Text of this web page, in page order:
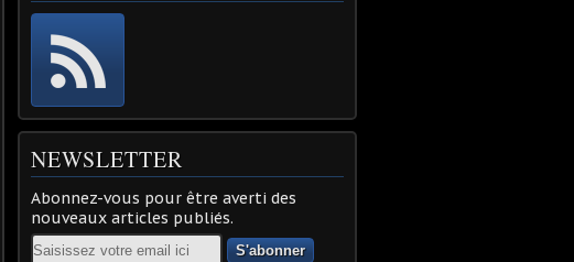
NEWSLETTER
Abonnez-vous pour être averti des
nouveaux articles publiés.
Email